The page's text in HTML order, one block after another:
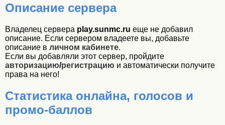
Описание сервера
Владелец сервера play.sunmc.ru еще не добавил
описание. Если сервером владеете вы, добавьте
описание в личном кабинете.
Если вы добавляли этот сервер, пройдите
авторизацию/регистрацию и автоматически получите
права на него!
Статистика онлайна, голосов и
промо-баллов